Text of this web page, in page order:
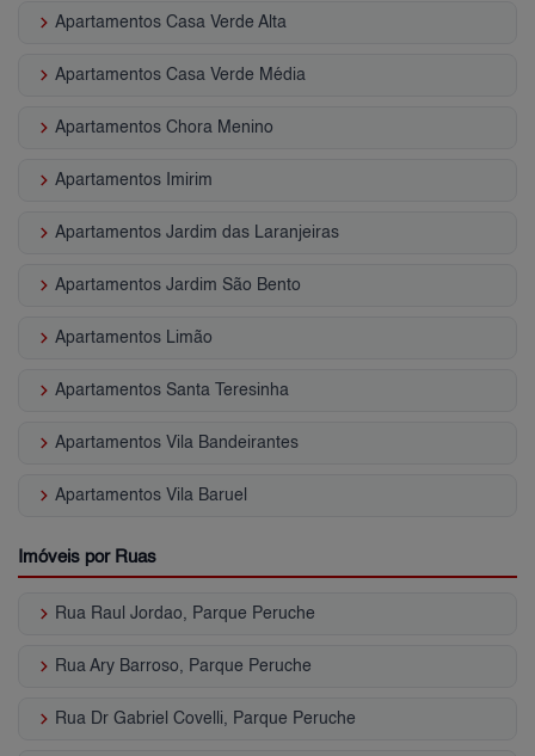
keyboard_arrow_right Apartamentos Casa Verde Alta
keyboard_arrow_right Apartamentos Casa Verde Média
keyboard_arrow_right Apartamentos Chora Menino
keyboard_arrow_right Apartamentos Imirim
keyboard_arrow_right Apartamentos Jardim das Laranjeiras
keyboard_arrow_right Apartamentos Jardim São Bento
keyboard_arrow_right Apartamentos Limão
keyboard_arrow_right Apartamentos Santa Teresinha
keyboard_arrow_right Apartamentos Vila Bandeirantes
keyboard_arrow_right Apartamentos Vila Baruel
Imóveis por Ruas
keyboard_arrow_right Rua Raul Jordao, Parque Peruche
keyboard_arrow_right Rua Ary Barroso, Parque Peruche
keyboard_arrow_right Rua Dr Gabriel Covelli, Parque Peruche